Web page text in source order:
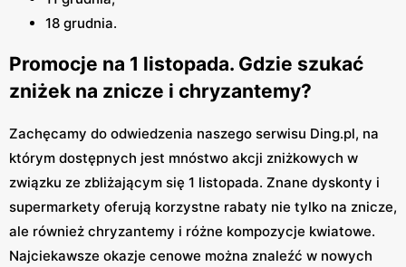
18 grudnia.
Promocje na 1 listopada. Gdzie szukać
zniżek na znicze i chryzantemy?
Zachęcamy do odwiedzenia naszego serwisu Ding.pl, na
którym dostępnych jest mnóstwo akcji zniżkowych w
związku ze zbliżającym się 1 listopada. Znane dyskonty i
supermarkety oferują korzystne rabaty nie tylko na znicze,
ale również chryzantemy i różne kompozycje kwiatowe.
Najciekawsze okazje cenowe można znaleźć w nowych